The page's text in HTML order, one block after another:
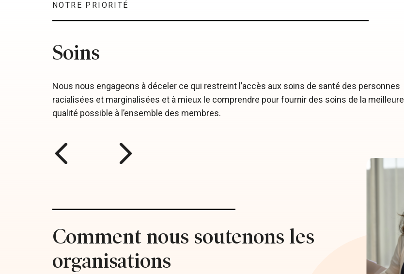
NOTRE PRIORITÉ
Soins
Nous nous engageons à déceler ce qui restreint l’accès aux soins de santé des personnes
racialisées et marginalisées et à mieux le comprendre pour fournir des soins de la meilleure
qualité possible à l’ensemble des membres.
Comment nous soutenons les
organisations